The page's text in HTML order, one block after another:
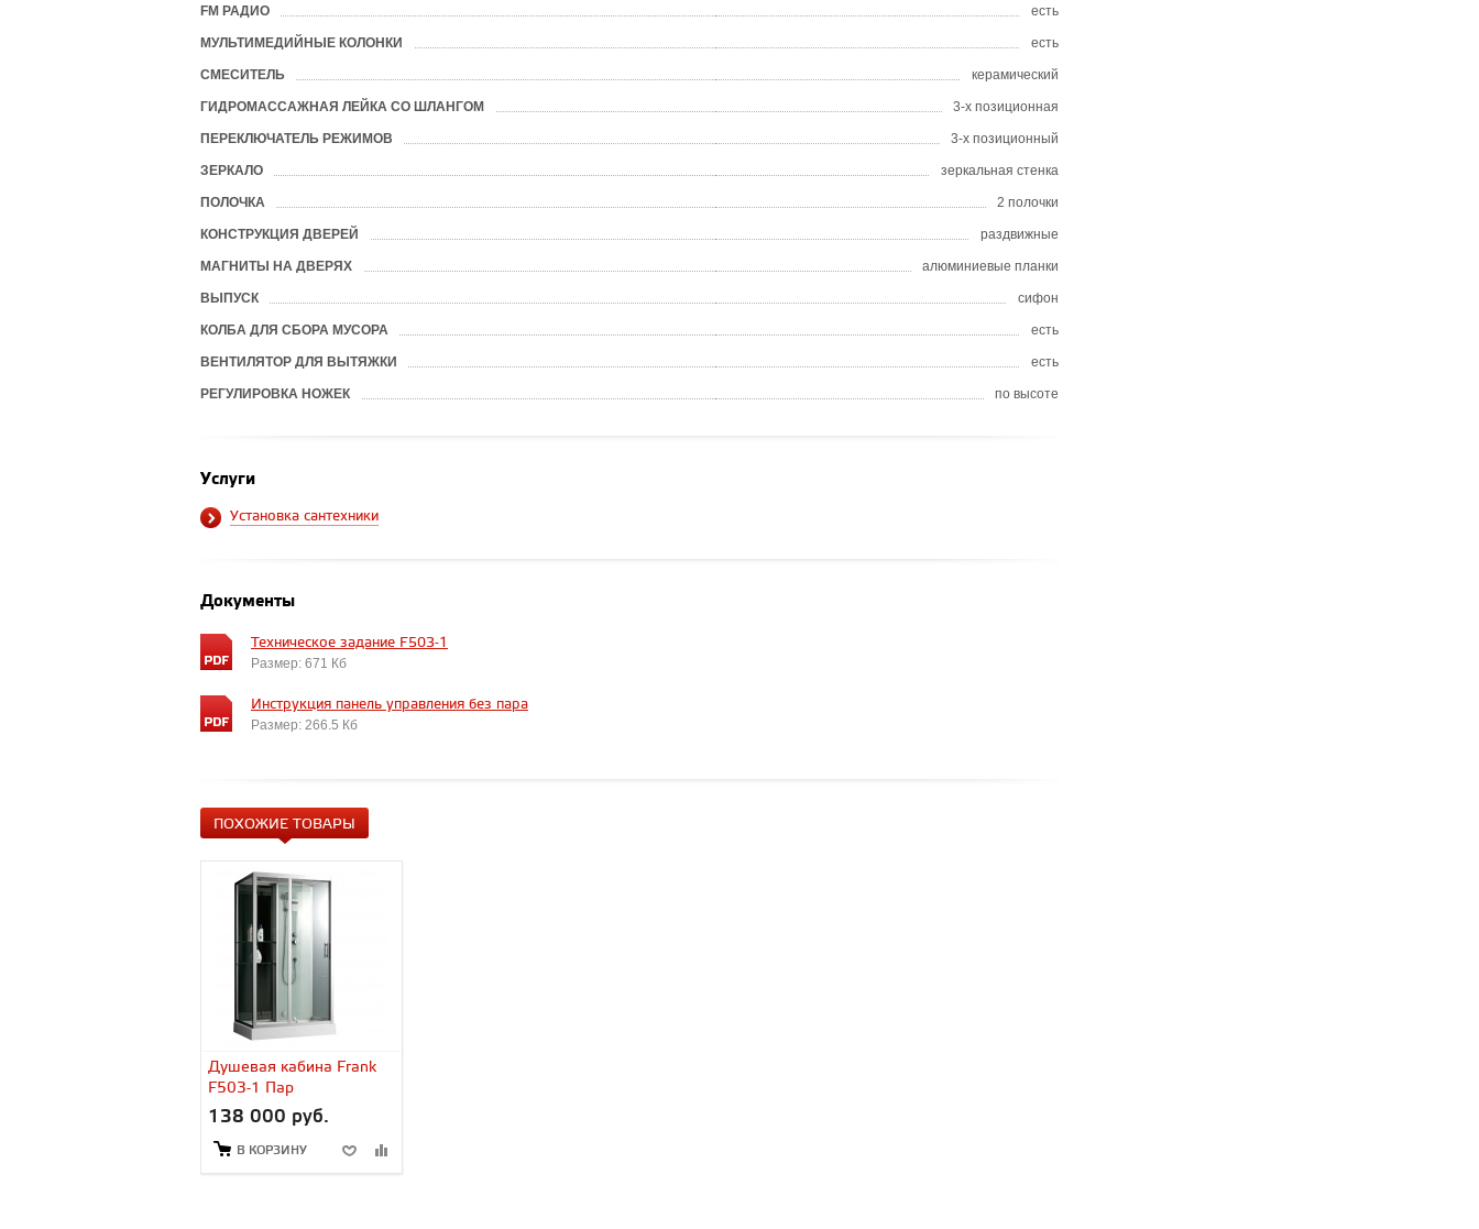
FM РАДИО есть
МУЛЬТИМЕДИЙНЫЕ КОЛОНКИ есть
СМЕСИТЕЛЬ керамический
ГИДРОМАССАЖНАЯ ЛЕЙКА СО ШЛАНГОМ 3-х позиционная
ПЕРЕКЛЮЧАТЕЛЬ РЕЖИМОВ 3-х позиционный
ЗЕРКАЛО зеркальная стенка
ПОЛОЧКА 2 полочки
КОНСТРУКЦИЯ ДВЕРЕЙ раздвижные
МАГНИТЫ НА ДВЕРЯХ алюминиевые планки
ВЫПУСК сифон
КОЛБА ДЛЯ СБОРА МУСОРА есть
ВЕНТИЛЯТОР ДЛЯ ВЫТЯЖКИ есть
РЕГУЛИРОВКА НОЖЕК по высоте
Услуги
Установка сантехники
Документы
Техническое задание F503-1
Размер: 671 Кб
Инструкция панель управления без пара
Размер: 266.5 Кб
ПОХОЖИЕ ТОВАРЫ
Душевая кабина Frank
F503-1 Пар
138 000 руб.
В КОРЗИНУ